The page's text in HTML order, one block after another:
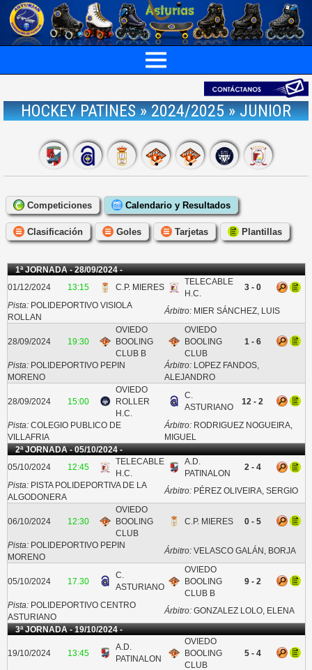
HOCKEY PATINES » 2024/2025 » JUNIOR
Competiciones Calendario y Resultados
Clasificación Goles Tarjetas Plantillas
1ª JORNADA - 28/09/2024 -
01/12/2024
13:15 C.P. MIERES
TELECABLE
H.C.
3 - 0
Pista:POLIDEPORTIVO VISIOLA
ROLLAN
Árbitro:MIER SÁNCHEZ, LUIS
28/09/2024 19:30
OVIEDO
BOOLING
CLUB B
OVIEDO
BOOLING
CLUB
1 - 6
Pista:POLIDEPORTIVO PEPIN
MORENO
Árbitro:LOPEZ FANDOS,
ALEJANDRO
28/09/2024 15:00
OVIEDO
ROLLER
H.C.
C.
ASTURIANO
12 - 2
Pista:COLEGIO PUBLICO DE
VILLAFRIA
Árbitro:RODRIGUEZ NOGUEIRA,
MIGUEL
2ª JORNADA - 05/10/2024 -
05/10/2024
12:45
TELECABLE
H.C.
A.D.
PATINALON
2 - 4
Pista:PISTA POLIDEPORTIVA DE LA
ALGODONERA
Árbitro:PÉREZ OLIVEIRA, SERGIO
06/10/2024 12:30
OVIEDO
BOOLING
CLUB
C.P. MIERES 0 - 5
Pista:POLIDEPORTIVO PEPIN
MORENO
Árbitro:VELASCO GALÁN, BORJA
05/10/2024 17.30
C.
ASTURIANO
OVIEDO
BOOLING
CLUB B
9 - 2
Pista:POLIDEPORTIVO CENTRO
ASTURIANO
Árbitro:GONZALEZ LOLO, ELENA
3ª JORNADA - 19/10/2024 -
19/10/2024 13:45
A.D.
PATINALON
OVIEDO
BOOLING
CLUB
5 - 4